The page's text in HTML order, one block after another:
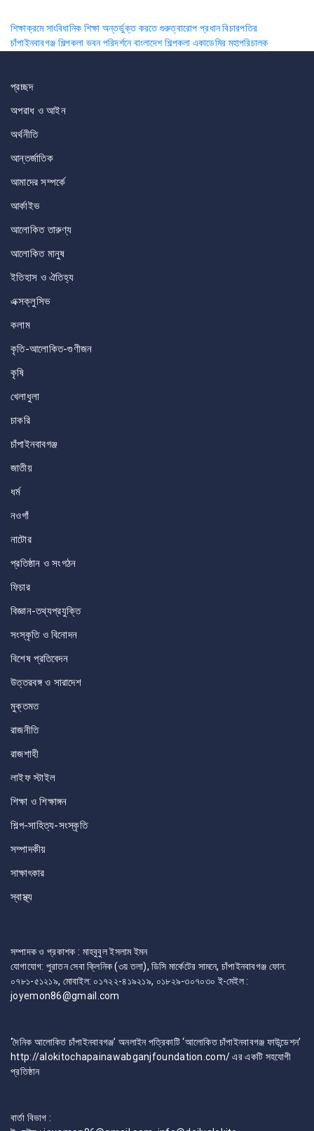
Post
navigation
শিক্ষাক্রমে সাংবিধানিক শিক্ষা অন্তর্ভুক্ত করতে গুরুত্বারোপ প্রধান বিচারপতির
চাঁপাইনবাবগঞ্জ শিল্পকলা ভবন পরিদর্শনে বাংলাদেশ শিল্পকলা একাডেমির মহাপরিচালক
প্রচ্ছদ
অপরাধ ও আইন
অর্থনীতি
আন্তর্জাতিক
আমাদের সম্পর্কে
আর্কাইভ
আলোকিত তারুণ্য
আলোকিত মানুষ
ইতিহাস ও ঐতিহ্য
এক্সক্লুসিভ
কলাম
কৃতি-আলোকিত-গুণীজন
কৃষি
খেলাধুলা
চাকরি
চাঁপাইনবাবগঞ্জ
জাতীয়
ধর্ম
নওগাঁ
নাটোর
প্রতিষ্ঠান ও সংগঠন
ফিচার
বিজ্ঞান-তথ্যপ্রযুক্তি
সংস্কৃতি ও বিনোদন
বিশেষ প্রতিবেদন
উত্তরবঙ্গ ও সারাদেশ
মুক্তমত
রাজনীতি
রাজশাহী
লাইফ স্টাইল
শিক্ষা ও শিক্ষাঙ্গন
শিল্প-সাহিত্য-সংস্কৃতি
সম্পাদকীয়
সাক্ষাৎকার
স্বাস্থ্য
সম্পাদক ও প্রকাশক : মাহবুবুল ইসলাম ইমন
যোগাযোগ: পুরাতন সেবা ক্লিনিক (৩য় তলা), ডিসি মার্কেটের সামনে, চাঁপাইনবাবগঞ্জ ফোন:
০৭৮১-৫১২১৯, মোবাইল: ০১৭২২-৪১৯২১৯, ০১৮২৯-৩০৭০৩০ ই-মেইল :
joyemon86@gmail.com
‘দৈনিক আলোকিত চাঁপাইনবাবগঞ্জ’ অনলাইন পত্রিকাটি ‘আলোকিত চাঁপাইনবাবগঞ্জ ফাউন্ডেশন’
http://alokitochapainawabganjfoundation.com/ এর একটি সহযোগী
প্রতিষ্ঠান
বার্তা বিভাগ :